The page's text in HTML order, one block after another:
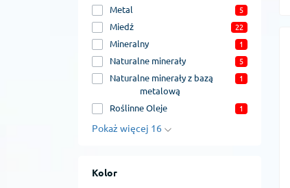
Metal 5
Miedź 22
Mineralny 1
Naturalne minerały 5
Naturalne minerały z bazą
metalową
1
Roślinne Oleje 1
Pokaż więcej 16
Kolor